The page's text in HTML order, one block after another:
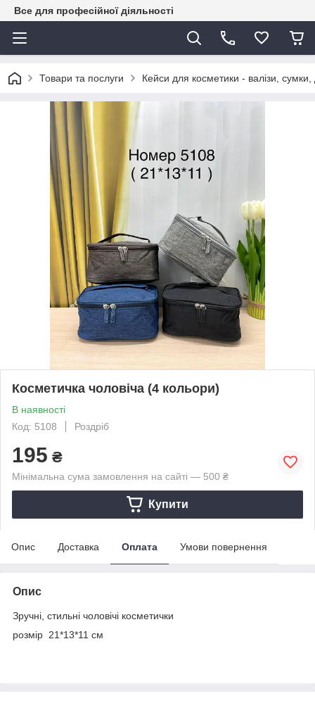
Все для професійної діяльності
Товари та послуги Кейси для косметики - валізи, сумки,
Косметичка чоловіча (4 кольори)
В наявності
Код: 5108
Роздріб
195 ₴
Мінімальна сума замовлення на сайті — 500 ₴
Купити
Опис Доставка Оплата Умови повернення
Опис
Зручні, стильні чоловічі косметички
розмір 21*13*11 см